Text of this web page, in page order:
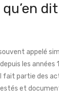
appelé
les années
fait partie des
et